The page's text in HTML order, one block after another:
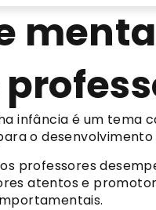
infância é um tema
o desenvolvimento
professores
atentos e